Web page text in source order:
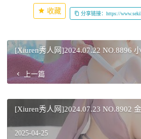
收藏 分享链接：https://
[Xiuren秀人网]2024.07.22 NO.8896
上一篇
[Xiuren秀人网]2024.07.23 NO.8902
2025-04-25